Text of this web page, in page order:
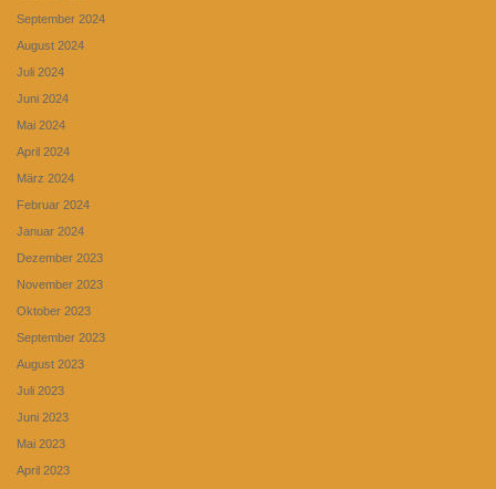
September 2024
August 2024
Juli 2024
Juni 2024
Mai 2024
April 2024
März 2024
Februar 2024
Januar 2024
Dezember 2023
November 2023
Oktober 2023
September 2023
August 2023
Juli 2023
Juni 2023
Mai 2023
April 2023